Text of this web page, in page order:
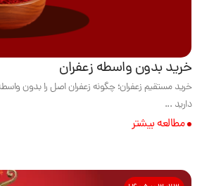
خرید بدون واسطه زعفران
خرید مستقیم زعفران؛ چگونه زعفران اصل را بدون
دارید ...
مطالعه بیشتر